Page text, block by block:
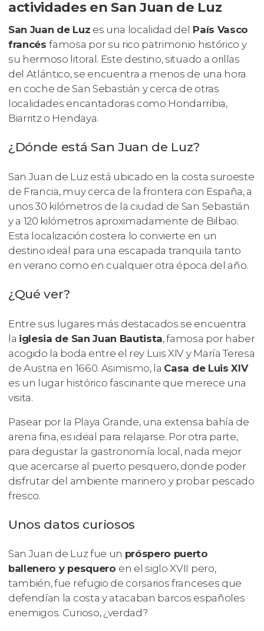
actividades en San Juan de Luz
San Juan de Luz es una localidad del País Vasco
francésfamosa por su rico patrimonio histórico y
su hermoso litoral. Este destino, situado a orillas
del Atlántico, se encuentra a menos de una hora
en coche de San Sebastián y cerca de otras
localidades encantadoras como Hondarribia,
Biarritz o Hendaya.
¿Dónde está San Juan de Luz?
San Juan de Luz está ubicado en la costa suroeste
de Francia, muy cerca de la frontera con España, a
unos 30 kilómetros de la ciudad de San Sebastián
y a 120 kilómetros aproximadamente de Bilbao.
Esta localización costera lo convierte en un
destino ideal para una escapada tranquila tanto
en verano como en cualquier otra época del año.
¿Qué ver?
Entre sus lugares más destacados se encuentra
la iglesia de San Juan Bautista, famosa por haber
acogido la boda entre el rey Luis XIV y María Teresa
de Austria en 1660. Asimismo, la Casa de Luis XIV
es un lugar histórico fascinante que merece una
visita.
Pasear por la Playa Grande, una extensa bahía de
arena fina, es ideal para relajarse. Por otra parte,
para degustar la gastronomía local, nada mejor
que acercarse al puerto pesquero, donde poder
disfrutar del ambiente marinero y probar pescado
fresco.
Unos datos curiosos
San Juan de Luz fue un próspero puerto
ballenero y pesquero en el siglo XVII pero,
también, fue refugio de corsarios franceses que
defendían la costa y atacaban barcos españoles
enemigos. Curioso, ¿verdad?